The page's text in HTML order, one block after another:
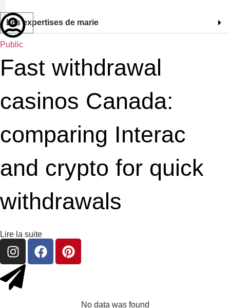
Les expertises de marie
Public
Fast withdrawal
casinos Canada:
comparing Interac
and crypto for quick
withdrawals
Lire la suite
No data was found